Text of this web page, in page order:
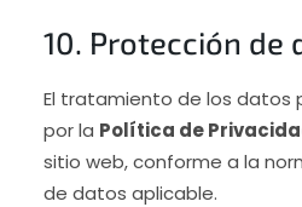
10. Protección de
El tratamiento de los datos
por la Política de
sitio web, conforme a la
de datos aplicable.